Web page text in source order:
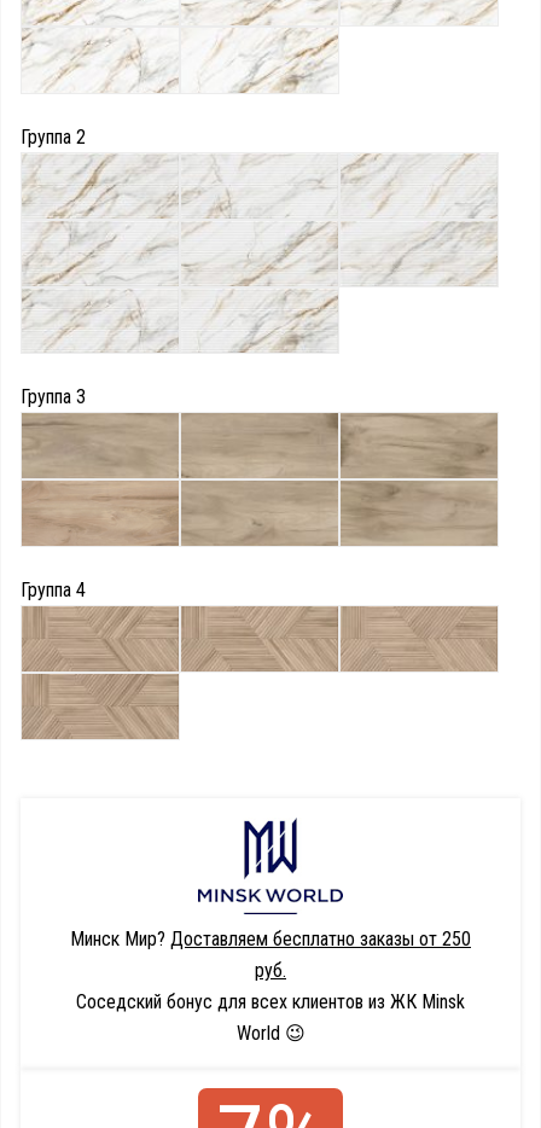
Группа 2
Группа 3
Группа 4
Минск Мир? Доставляем бесплатно заказы от 250
руб.
Соседский бонус для всех клиентов из ЖК Minsk
World 😉